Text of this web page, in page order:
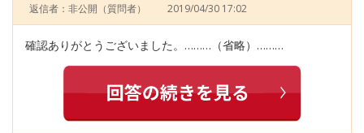
返信者：非公開 （質問者） 2019/04/30 17:02
確認ありがとうございました。………（省略）………